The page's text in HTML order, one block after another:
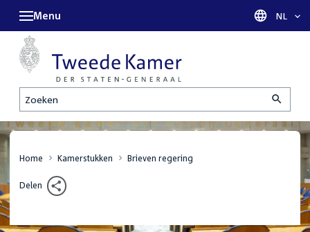
Zoeken
Menu Taal
NL
Home Kamerstukken Brieven regering
Delen